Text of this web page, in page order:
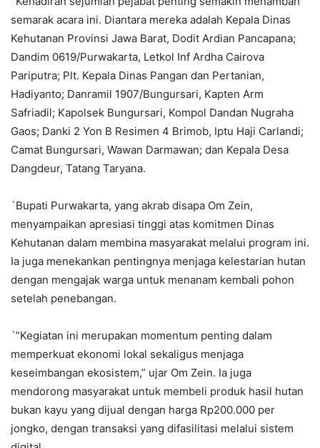
semarak acara ini. Diantara mereka adalah Kepala Dinas
Kehutanan Provinsi Jawa Barat, Dodit Ardian Pancapana;
Dandim 0619/Purwakarta, Letkol Inf Ardha Cairova
Pariputra; Plt. Kepala Dinas Pangan dan Pertanian,
Hadiyanto; Danramil 1907/Bungursari, Kapten Arm
Safriadil; Kapolsek Bungursari, Kompol Dandan Nugraha
Gaos; Danki 2 Yon B Resimen 4 Brimob, Iptu Haji Carlandi;
Camat Bungursari, Wawan Darmawan; dan Kepala Desa
Dangdeur, Tatang Taryana.
`Bupati Purwakarta, yang akrab disapa Om Zein,
menyampaikan apresiasi tinggi atas komitmen Dinas
Kehutanan dalam membina masyarakat melalui program ini.
Ia juga menekankan pentingnya menjaga kelestarian hutan
dengan mengajak warga untuk menanam kembali pohon
setelah penebangan.
`”Kegiatan ini merupakan momentum penting dalam
memperkuat ekonomi lokal sekaligus menjaga
keseimbangan ekosistem,” ujar Om Zein. Ia juga
mendorong masyarakat untuk membeli produk hasil hutan
bukan kayu yang dijual dengan harga Rp200.000 per
jongko, dengan transaksi yang difasilitasi melalui sistem